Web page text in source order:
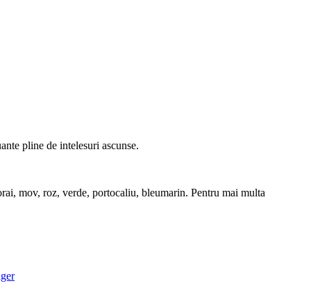
pline de intelesuri ascunse.
mov, roz, verde, portocaliu, bleumarin. Pentru mai multa